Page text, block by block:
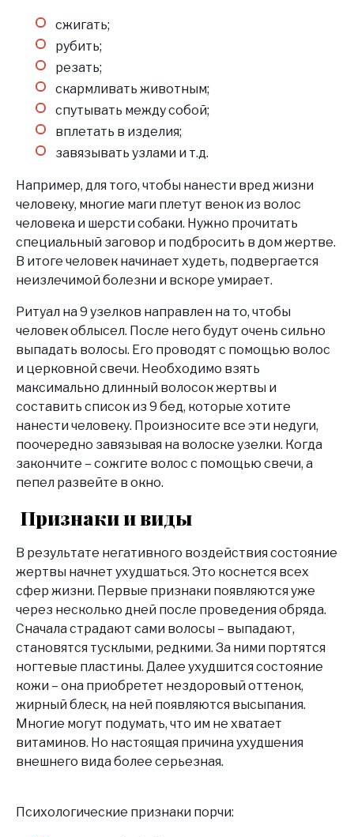
сжигать;
рубить;
резать;
скармливать животным;
спутывать между собой;
вплетать в изделия;
завязывать узлами и т.д.
Например, для того, чтобы нанести вред жизни
человеку, многие маги плетут венок из волос
человека и шерсти собаки. Нужно прочитать
специальный заговор и подбросить в дом жертве.
В итоге человек начинает худеть, подвергается
неизлечимой болезни и вскоре умирает.
Ритуал на 9 узелков направлен на то, чтобы
человек облысел. После него будут очень сильно
выпадать волосы. Его проводят с помощью волос
и церковной свечи. Необходимо взять
максимально длинный волосок жертвы и
составить список из 9 бед, которые хотите
нанести человеку. Произносите все эти недуги,
поочередно завязывая на волоске узелки. Когда
закончите – сожгите волос с помощью свечи, а
пепел развейте в окно.
Признаки и виды
В результате негативного воздействия состояние
жертвы начнет ухудшаться. Это коснется всех
сфер жизни. Первые признаки появляются уже
через несколько дней после проведения обряда.
Сначала страдают сами волосы – выпадают,
становятся тусклыми, редкими. За ними портятся
ногтевые пластины. Далее ухудшится состояние
кожи – она приобретет нездоровый оттенок,
жирный блеск, на ней появляются высыпания.
Многие могут подумать, что им не хватает
витаминов. Но настоящая причина ухудшения
внешнего вида более серьезная.
Психологические признаки порчи: